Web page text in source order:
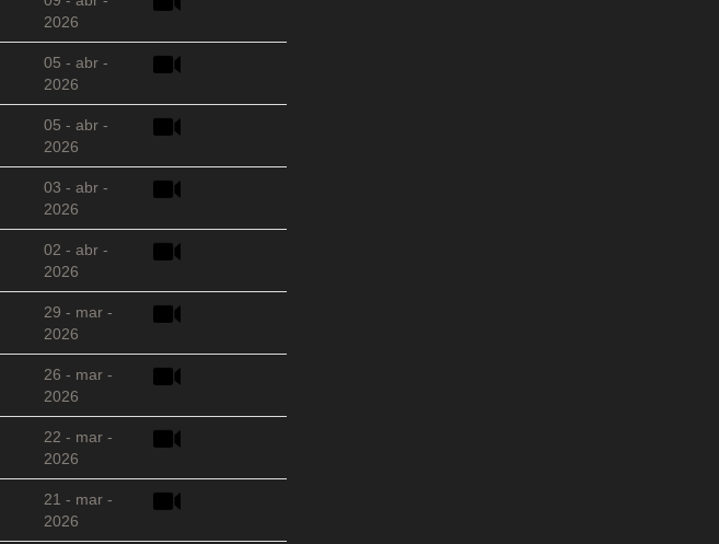
2026
05 - abr -
2026
05 - abr -
2026
03 - abr -
2026
02 - abr -
2026
29 - mar -
2026
26 - mar -
2026
22 - mar -
2026
21 - mar -
2026